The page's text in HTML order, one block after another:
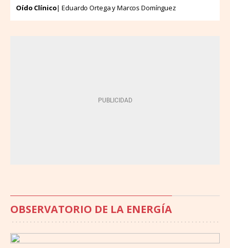
Oído Clínico| Eduardo Ortega y Marcos Domínguez
OBSERVATORIO DE LA ENERGÍA